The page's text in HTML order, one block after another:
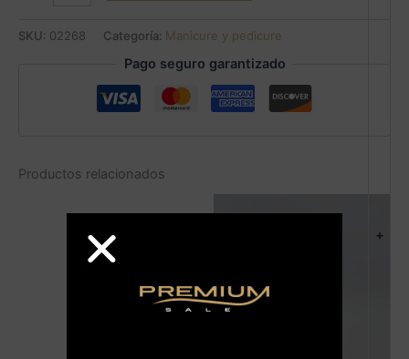
+
SKU: 02268 Categoría: Manicure y pedicure
Pago seguro garantizado
Productos relacionados